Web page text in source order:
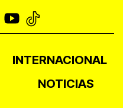
INTERNACIONAL
NOTICIAS